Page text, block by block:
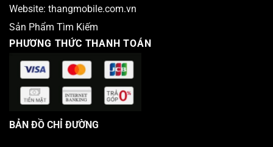
Website: thangmobile.com.vn
Sản Phẩm Tìm Kiếm
PHƯƠNG THỨC THANH TOÁN
BẢN ĐỒ CHỈ ĐƯỜNG